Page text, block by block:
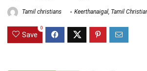
Tamil christians Keerthanaigal, Tamil
Save
0